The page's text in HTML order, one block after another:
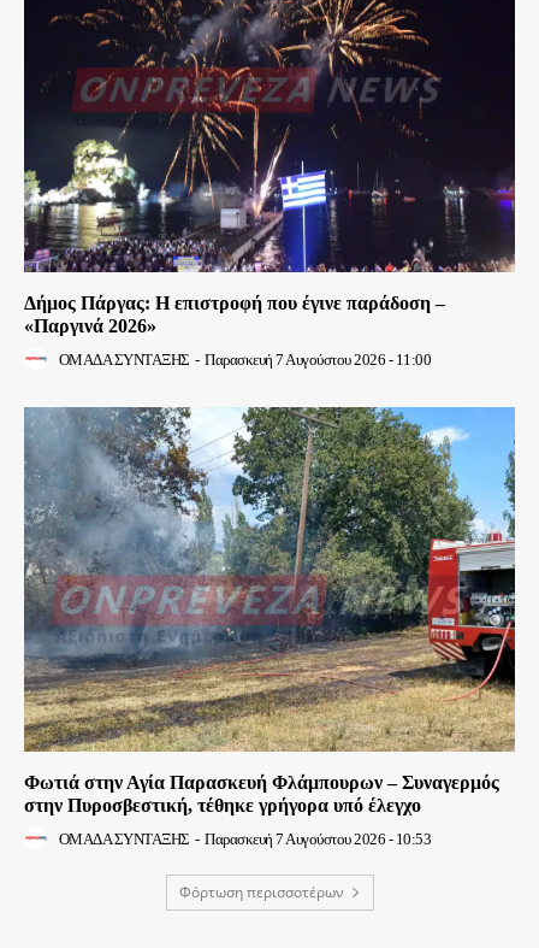
Δήμος Πάργας: Η επιστροφή που έγινε παράδοση –
«Παργινά 2026»
ΟΜΑΔΑ ΣΥΝΤΑΞΗΣ - Παρασκευή 7 Αυγούστου 2026 - 11:00
Φωτιά στην Αγία Παρασκευή Φλάμπουρων – Συναγερμός
στην Πυροσβεστική, τέθηκε γρήγορα υπό έλεγχο
ΟΜΑΔΑ ΣΥΝΤΑΞΗΣ - Παρασκευή 7 Αυγούστου 2026 - 10:53
Φόρτωση περισσοτέρων